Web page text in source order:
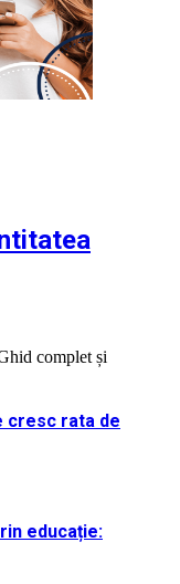
complet și
cresc rata de
educație: